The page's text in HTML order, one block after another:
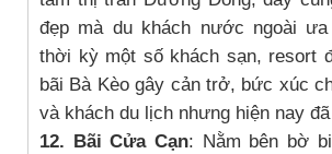
đẹp mà du khách nước ngoài ưa
thời kỳ một số khách sạn, resort
bãi Bà Kèo gây cản trở, bức xúc
và khách du lịch nhưng hiện nay
12. Bãi Cửa Cạn: Nằm bên bờ